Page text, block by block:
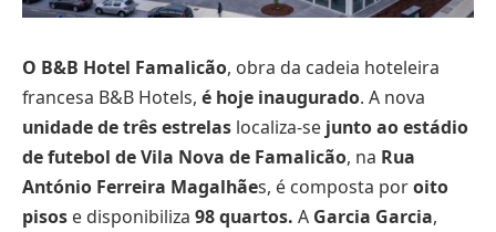
O B&B Hotel Famalicão, obra da cadeia hoteleira
francesa B&B Hotels, é hoje inaugurado. A nova
unidade de três estrelas localiza-se junto ao estádio
de futebol de Vila Nova de Famalicão, na Rua
António Ferreira Magalhães, é composta poroito
pisos e disponibiliza 98 quartos. A Garcia Garcia,